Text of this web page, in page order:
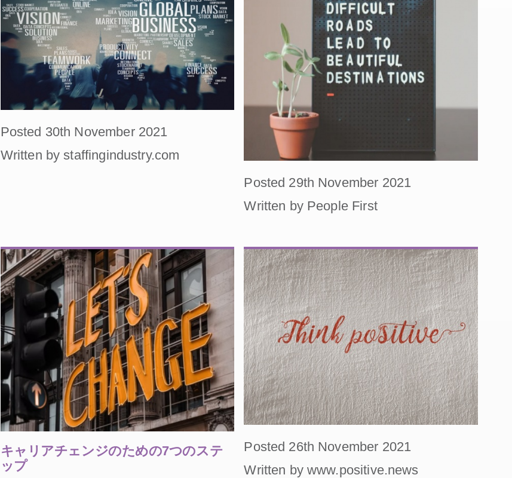
Posted 30th November 2021
Written by staffingindustry.com
Posted 29th November 2021
Written by People First
キャリアチェンジのための7つのステ
ップ
Posted 26th November 2021
Written by www.positive.news